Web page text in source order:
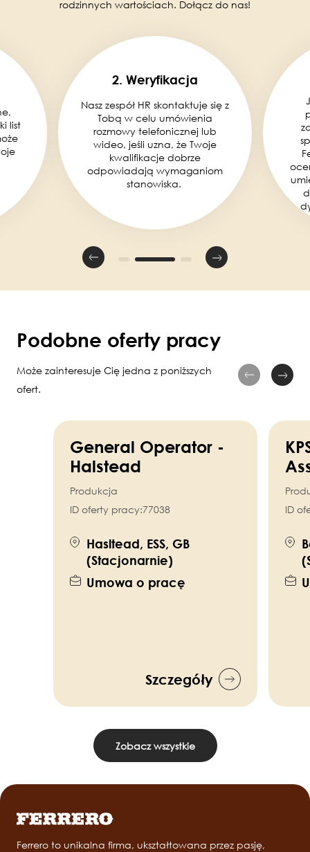
rodzinnych wartościach. Dołącz do nas!
list
2. Weryfikacja
Nasz zespół HR skontaktuje się z
Tobą w celu umówienia
rozmowy telefonicznej lub
wideo, jeśli uzna, że Twoje
kwalifikacje dobrze
odpowiadają wymaganiom
stanowiska.
Podobne oferty pracy
Może zainteresuje Cię jedna z poniższych
ofert.
General Operator -
Halstead
Produkcja
ID oferty pracy:77038
Hasltead, ESS, GB
(Stacjonarnie)
Umowa o pracę
Szczegóły
ID
Zobacz wszystkie
Ferrero to unikalna firma, ukształtowana przez pasję,